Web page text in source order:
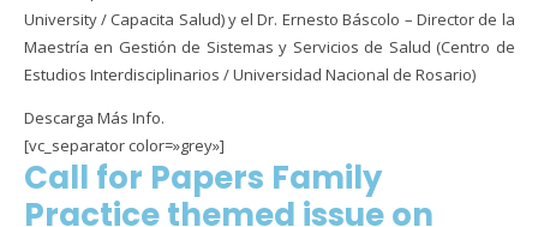
University / Capacita Salud) y el Dr. Ernesto Báscolo – Director de la
Maestría en Gestión de Sistemas y Servicios de Salud (Centro de
Estudios Interdisciplinarios / Universidad Nacional de Rosario)
Descarga Más Info.
[vc_separator color=»grey»]
Call for Papers Family
Practice themed issue on